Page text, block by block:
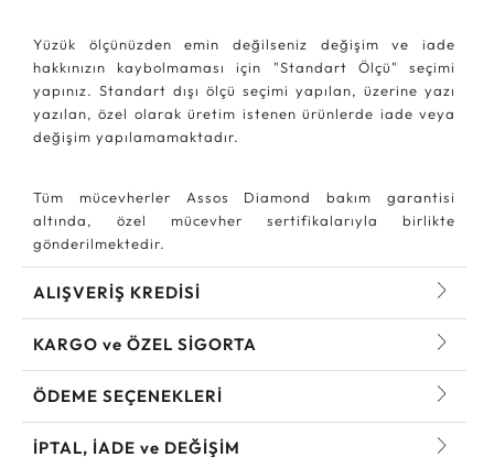
Yüzük ölçünüzden emin değilseniz değişim ve iade
hakkınızın kaybolmaması için "Standart Ölçü" seçimi
yapınız. Standart dışı ölçü seçimi yapılan, üzerine yazı
yazılan, özel olarak üretim istenen ürünlerde iade veya
değişim yapılamamaktadır.
Tüm mücevherler Assos Diamond bakım garantisi
altında, özel mücevher sertifikalarıyla birlikte
gönderilmektedir.
ALIŞVERİŞ KREDİSİ
KARGO ve ÖZEL SİGORTA
ÖDEME SEÇENEKLERİ
İPTAL, İADE ve DEĞİŞİM